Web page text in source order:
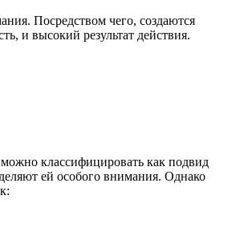
Посредством чего, создаются
и высокий результат действия.
классифицировать как подвид
ей особого внимания. Однако